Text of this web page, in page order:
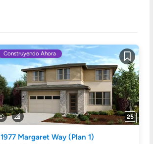
Guardar
25
Construyendo Ahora
1977 Margaret Way(Plan 1)